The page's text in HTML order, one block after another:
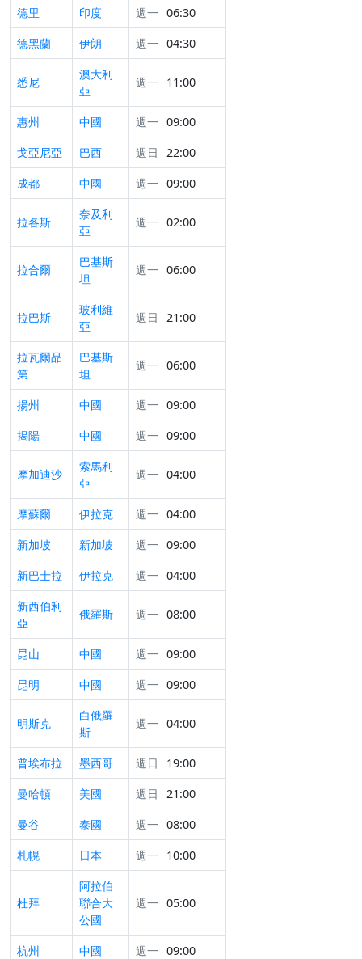
德里 印度 週一 06:30
德黑蘭
伊朗 週一 04:30
悉尼
澳大利
亞
週一 11:00
惠州 中國 週一 09:00
戈亞尼亞
巴西 週日
22:00
成都
中國 週一 09:00
拉各斯
奈及利
亞
週一 02:00
拉合爾
巴基斯
坦
週一 06:00
拉巴斯
玻利維
亞
週日 21:00
拉瓦爾品
第
巴基斯
坦
週一 06:00
揚州 中國 週一 09:00
揭陽
中國 週一 09:00
摩加迪沙
索馬利
亞
週一 04:00
摩蘇爾 伊拉克 週一 04:00
新加坡
新加坡 週一 09:00
新巴士拉
伊拉克 週一 04:00
新西伯利
亞
俄羅斯 週一 08:00
昆山 中國 週一 09:00
昆明
中國 週一 09:00
明斯克
白俄羅
斯
週一 04:00
普埃布拉 墨西哥 週日
19:00
曼哈頓
美國 週日
21:00
曼谷
泰國 週一 08:00
札幌
日本 週一 10:00
杜拜
阿拉伯
聯合大
公國
週一 05:00
杭州 中國 週一 09:00